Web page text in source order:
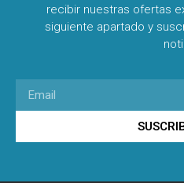
recibir nuestras ofertas
siguiente apartado y